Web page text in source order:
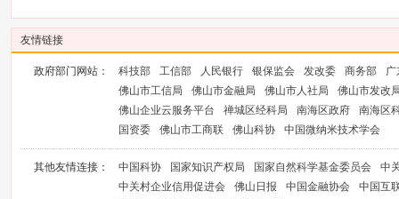
友情链接
政府部门网站： 科技部 工信部 人民银行 银保监会 发改委 商务部
广
佛山市工信局
佛山市金融局 佛山市人社局
佛山市发改
佛山企业云服务平台
禅城区经科局 南海区政府
南海区
国资委
佛山市工商联 佛山科协 中国微纳米技术学会
其他友情连接： 中国科协 国家知识产权局 国家自然科学基金委员会
中
中关村企业信用促进会
佛山日报 中国金融协会
中国互